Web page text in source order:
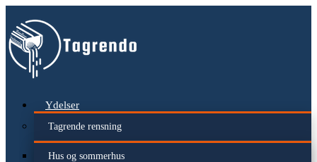
indhold
Ydelser
Tagrende rensning
Hus og sommerhus